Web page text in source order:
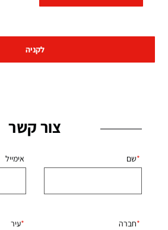
לקניה
צור קשר
שם
חברה
אימייל
עיר